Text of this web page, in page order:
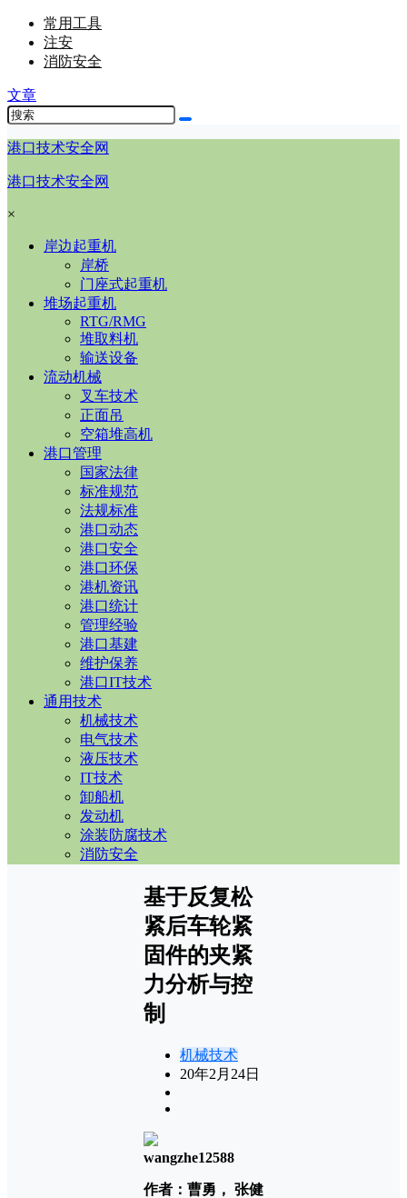
常用工具
注安
消防安全
文章
港口技术安全网
港口技术安全网
×
岸边起重机
岸桥
门座式起重机
堆场起重机
RTG/RMG
堆取料机
输送设备
流动机械
叉车技术
正面吊
空箱堆高机
港口管理
国家法律
标准规范
法规标准
港口动态
港口安全
港口环保
港机资讯
港口统计
管理经验
港口基建
维护保养
港口IT技术
通用技术
机械技术
电气技术
液压技术
IT技术
卸船机
发动机
涂装防腐技术
消防安全
基于反复松
紧后车轮紧
固件的夹紧
力分析与控
制
机械技术
20年2月24日
wangzhe12588
作者： 曹勇， 张健